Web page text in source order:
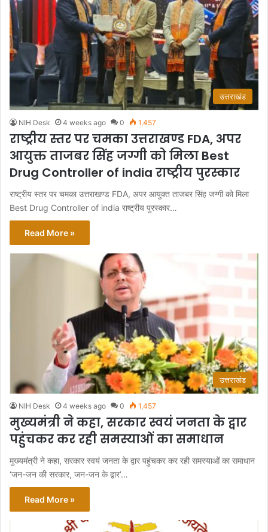
उत्तराखंड
NIH Desk 4 weeks ago 0 1,457
राष्ट्रीय स्तर पर चमका उत्तराखण्ड FDA, अपर
आयुक्त ताजबर सिंह जग्गी को मिला Best
Drug Controller of india राष्ट्रीय पुरस्कार
राष्ट्रीय स्तर पर चमका उत्तराखण्ड FDA, अपर आयुक्त ताजबर सिंह जग्गी को मिला
Best Drug Controller of india राष्ट्रीय पुरस्कार…
Read More »
उत्तराखंड
NIH Desk 4 weeks ago 0 1,457
मुख्यमंत्री ने कहा, सरकार स्वयं जनता के द्वार
पहुंचकर कर रही समस्याओं का समाधान
मुख्यमंत्री ने कहा, सरकार स्वयं जनता के द्वार पहुंचकर कर रही समस्याओं का समाधान
‘जन-जन की सरकार, जन-जन के द्वार’…
Read More »